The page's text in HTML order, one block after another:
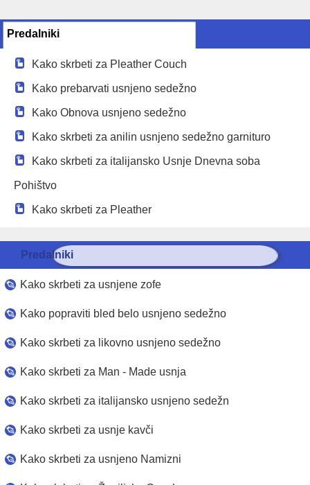
Predalniki
Kako skrbeti za Pleather Couch
Kako prebarvati usnjeno sedežno
Kako Obnova usnjeno sedežno
Kako skrbeti za anilin usnjeno sedežno garnituro
Kako skrbeti za italijansko Usnje Dnevna soba
Pohištvo
Kako skrbeti za Pleather
Predalniki
Kako skrbeti za usnjene zofe
Kako popraviti bled belo usnjeno sedežno
Kako skrbeti za likovno usnjeno sedežno
Kako skrbeti za Man ​​- Made usnja
Kako skrbeti za italijansko usnjeno sedežno
Kako skrbeti za usnje kavči
Kako skrbeti za usnjeno Namizni